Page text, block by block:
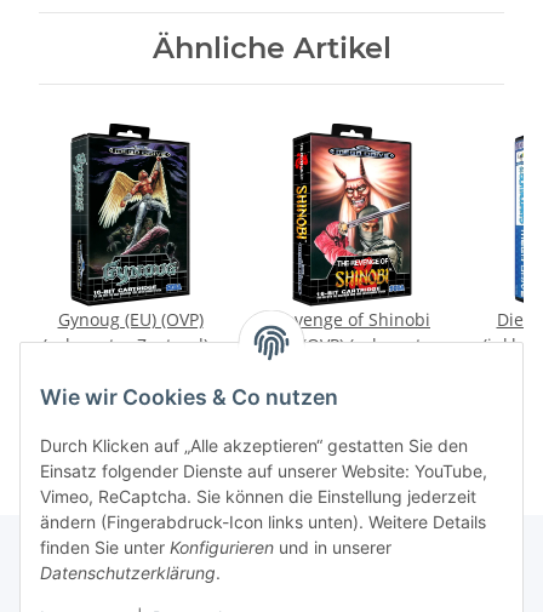
Wie wir Cookies & Co nutzen
Durch Klicken auf „Alle akzeptieren“ gestatten Sie den
Einsatz folgender Dienste auf unserer Website: YouTube,
Vimeo, ReCaptcha. Sie können die Einstellung jederzeit
ändern (Fingerabdruck-Icon links unten). Weitere Details
finden Sie unter Konfigurieren und in unserer
Datenschutzerklärung.
Ähnliche Artikel
Gynoug (EU) (OVP)
(sehr guter Zustand) -
Revenge of Shinobi
(EU) (OVP) (sehr guter
Drive
Die
(inkl.